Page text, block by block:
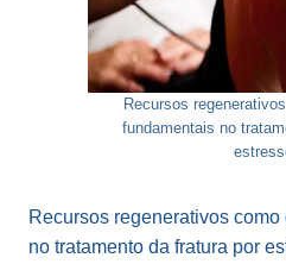
Recursos
fundamentais no
Recursos regenerativos
no tratamento da fratura por